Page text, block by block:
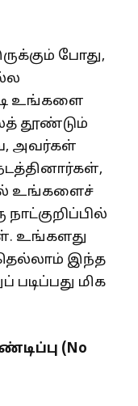
போது,
உங்களை
தூண்டும்
அவர்கள்
உங்களைச்
உங்களது
இந்த
படிப்பது மிக
(No